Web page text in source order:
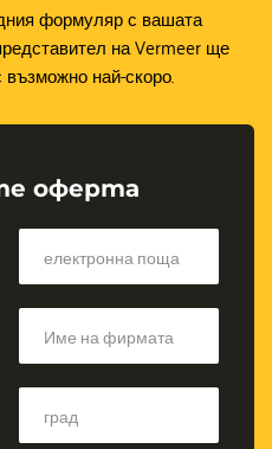
формуляр с вашата
на Vermeer ще
най-скоро.
оферта